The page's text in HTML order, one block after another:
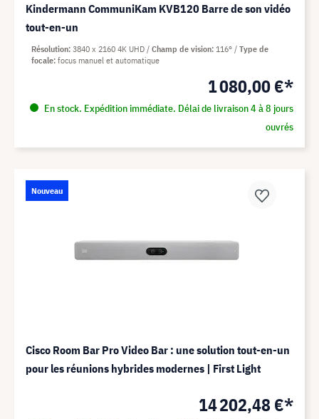
Kindermann CommuniKam KVB120 Barre de son vidéo
tout-en-un
1 080,00 €*
En stock. Expédition immédiate. Délai de livraison 4 à 8 jours
ouvrés
Résolution 3840 x 2160 4K UHD Champ de vision 116°
Type de
focale focus manuel et automatique
Nouveau
Cisco Room Bar Pro Video Bar : une solution tout-en-un
pour les réunions hybrides modernes | First Light
14 202,48 €*